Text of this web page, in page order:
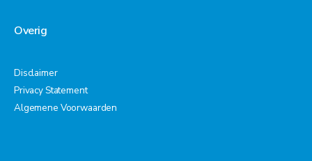
Overig
Disclaimer
Privacy Statement
Algemene Voorwaarden